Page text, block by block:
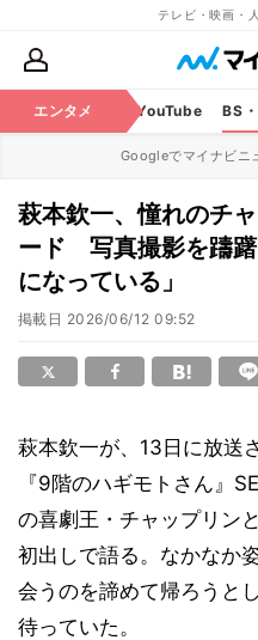
テレビ・映画・
エンタメ
ラジオ 映画 YouTube BS
Googleでマイナビニ
萩本欽一、憧れのチ
ード 写真撮影を躊
になっている」
掲載日 2026/06/12 09:52
萩本欽一が、13日に放送
『9階のハギモトさん』
の喜劇王・チャップリン
初出しで語る。なかなか
会うのを諦めて帰ろうと
待っていた。